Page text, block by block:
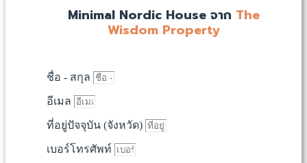
Minimal Nordic House จาก The
Wisdom Property
ชื่อ - สกุล
อีเมล
ที่อยู่ปัจจุบัน (จังหวัด)
เบอร์โทรศัพท์